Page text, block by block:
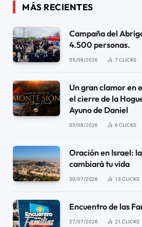
MÁS RECIENTES
Campaña del
4.500 personas.
05/08/2026 7 CLICKS
Un gran clamor en
el cierre de la
Ayuno de Daniel
03/08/2026 6 CLICKS
Oración en Israel:
cambiará tu vida
30/07/2026 13 CLICKS
Encuentro de las
27/07/2026 21 CLICKS